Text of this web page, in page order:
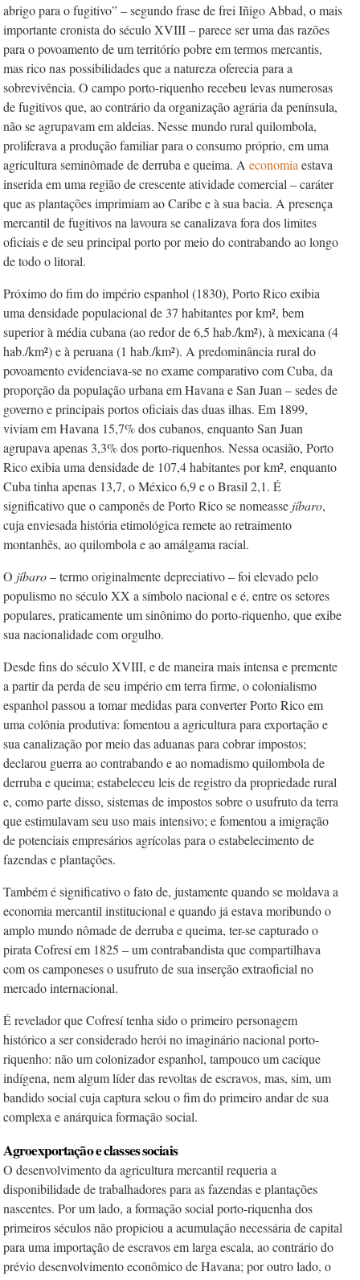
abrigo para o fugitivo” – segundo frase de frei Iñigo Abbad, o mais
importante cronista do século XVIII – parece ser uma das razões
para o povoamento de um território pobre em termos mercantis,
mas rico nas possibilidades que a natureza oferecia para a
sobrevivência. O campo porto-riquenho recebeu levas numerosas
de fugitivos que, ao contrário da organização agrária da península,
não se agrupavam em aldeias. Nesse mundo rural quilombola,
proliferava a produção familiar para o consumo próprio, em uma
agricultura seminômade de derruba e queima. A economia estava
inserida em uma região de crescente atividade comercial – caráter
que as plantações imprimiam ao Caribe e à sua bacia. A presença
mercantil de fugitivos na lavoura se canalizava fora dos limites
oficiais e de seu principal porto por meio do contrabando ao longo
de todo o litoral.
Próximo do fim do império espanhol (1830), Porto Rico exibia
uma densidade populacional de 37 habitantes por km², bem
superior à média cubana (ao redor de 6,5 hab./km²), à mexicana (4
hab./km²) e à peruana (1 hab./km²). A predominância rural do
povoamento evidenciava-se no exame comparativo com Cuba, da
proporção da população urbana em Havana e San Juan – sedes de
governo e principais portos oficiais das duas ilhas. Em 1899,
viviam em Havana 15,7% dos cubanos, enquanto San Juan
agrupava apenas 3,3% dos porto-riquenhos. Nessa ocasião, Porto
Rico exibia uma densidade de 107,4 habitantes por km², enquanto
Cuba tinha apenas 13,7, o México 6,9 e o Brasil 2,1. É
significativo que o camponês de Porto Rico se nomeasse jíbaro,
cuja enviesada história etimológica remete ao retraimento
montanhês, ao quilombola e ao amálgama racial.
O jíbaro– termo originalmente depreciativo – foi elevado pelo
populismo no século XX a símbolo nacional e é, entre os setores
populares, praticamente um sinônimo do porto-riquenho, que exibe
sua nacionalidade com orgulho.
Desde fins do século XVIII, e de maneira mais intensa e premente
a partir da perda de seu império em terra firme, o colonialismo
espanhol passou a tomar medidas para converter Porto Rico em
uma colônia produtiva: fomentou a agricultura para exportação e
sua canalização por meio das aduanas para cobrar impostos;
declarou guerra ao contrabando e ao nomadismo quilombola de
derruba e queima; estabeleceu leis de registro da propriedade rural
e, como parte disso, sistemas de impostos sobre o usufruto da terra
que estimulavam seu uso mais intensivo; e fomentou a imigração
de potenciais empresários agrícolas para o estabelecimento de
fazendas e plantações.
Também é significativo o fato de, justamente quando se moldava a
economia mercantil institucional e quando já estava moribundo o
amplo mundo nômade de derruba e queima, ter-se capturado o
pirata Cofresí em 1825 – um contrabandista que compartilhava
com os camponeses o usufruto de sua inserção extraoficial no
mercado internacional.
É revelador que Cofresí tenha sido o primeiro personagem
histórico a ser considerado herói no imaginário nacional porto-
riquenho: não um colonizador espanhol, tampouco um cacique
indígena, nem algum líder das revoltas de escravos, mas, sim, um
bandido social cuja captura selou o fim do primeiro andar de sua
complexa e anárquica formação social.
Agroexportação e classes sociais
O desenvolvimento da agricultura mercantil requeria a
disponibilidade de trabalhadores para as fazendas e plantações
nascentes. Por um lado, a formação social porto-riquenha dos
primeiros séculos não propiciou a acumulação necessária de capital
para uma importação de escravos em larga escala, ao contrário do
prévio desenvolvimento econômico de Havana; por outro lado, o